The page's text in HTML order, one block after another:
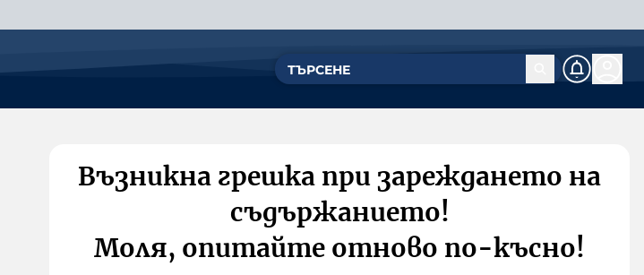
Възникна грешка при зареждането на
съдържанието!
Моля, опитайте отново по-късно!